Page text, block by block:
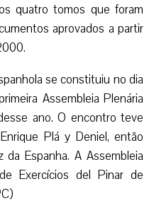
quatro tomos que foram
aprovados a partir
se constituiu no dia
Assembleia Plenária
ano. O encontro teve
Plá y Deniel, então
Espanha. A Assembleia
Exercícios del Pinar de